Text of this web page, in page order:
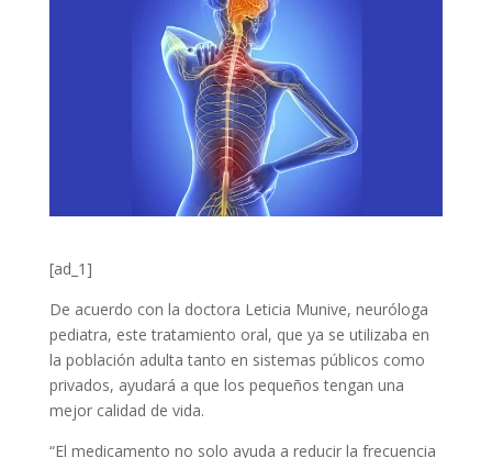
[ad_1]
De acuerdo con la doctora Leticia Munive, neuróloga
pediatra, este tratamiento oral, que ya se utilizaba en
la población adulta tanto en sistemas públicos como
privados, ayudará a que los pequeños tengan una
mejor calidad de vida.
“El medicamento no solo ayuda a reducir la frecuencia